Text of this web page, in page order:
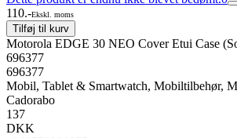
110.-Ekskl. moms
Tilføj til kurv
Motorola EDGE 30 NEO Cover Etui Case
696377
696377
Mobil, Tablet & Smartwatch, Mobiltilbehør,
Cadorabo
137
DKK